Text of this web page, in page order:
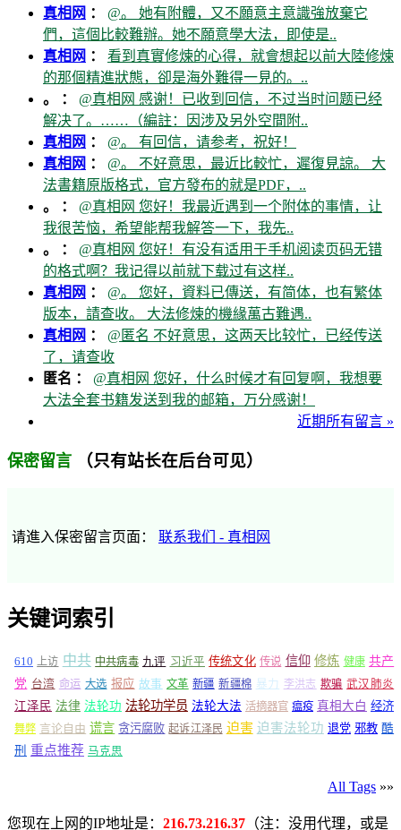
真相网 ： @。 她有附體，又不願意主意識強放棄它
們，這個比較難辦。她不願意學大法，即使是..
真相网 ： 看到真實修煉的心得，就會想起以前大陸修煉
的那個精進狀態，卻是海外難得一見的。..
。 ： @真相网 感谢！已收到回信，不过当时问题已经
解决了。……（編註：因涉及另外空間附..
真相网 ： @。 有回信，请参考，祝好！
真相网 ： @。 不好意思，最近比較忙，遲復見諒。 大
法書籍原版格式，官方發布的就是PDF，..
。 ： @真相网 您好！我最近遇到一个附体的事情，让
我很苦恼，希望能帮我解答一下，我先..
。 ： @真相网 您好！有没有适用于手机阅读页码无错
的格式啊？我记得以前就下载过有这样..
真相网 ： @。 您好，資料已傳送，有简体，也有繁体
版本，請查收。 大法修煉的機緣萬古難遇..
真相网 ： @匿名 不好意思，这两天比较忙，已经传送
了，请查收
匿名 ： @真相网 您好，什么时候才有回复啊，我想要
大法全套书籍发送到我的邮箱，万分感谢！
近期所有留言 »
保密留言 （只有站长在后台可见）
请進入保密留言页面： 联系我们 - 真相网
关键词索引
610 上访 中共 中共病毒 九评 习近平 传统文化 传说 信仰 修炼 健康 共产
党 台湾 命运 大选 报应 故事 文革 新疆 新疆棉 暴力 李洪志 欺骗 武汉肺炎
江泽民 法律 法轮功 法轮功学员 法轮大法 活摘器官 瘟疫 真相大白 经济
舞弊 言论自由 谎言 贪污腐败 起诉江泽民 迫害 迫害法轮功 退党 邪教 酷
刑 重点推荐 马克思
All Tags »»
您现在上网的IP地址是： 216.73.216.37 （注：没用代理，或是